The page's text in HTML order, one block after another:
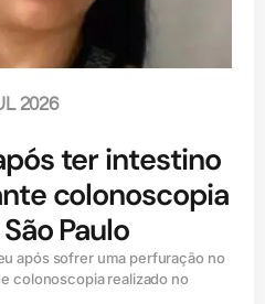
2026
ter intestino
colonoscopia
Paulo
após sofrer uma perfuração no
colonoscopia realizado no